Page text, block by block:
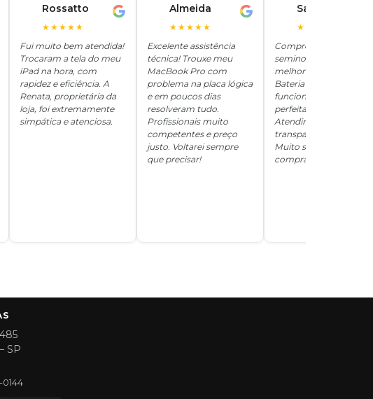
Rossatto
★★★★★
Fui muito bem atendida!
Trocaram a tela do meu
iPad na hora, com
rapidez e eficiência. A
Renata, proprietária da
loja, foi extremamente
simpática e atenciosa.
Almeida
★★★★★
Excelente assistência
técnica! Trouxe meu
MacBook Pro com
problema na placa lógica
e em poucos dias
resolveram tudo.
Profissionais muito
competentes e preço
justo. Voltarei sempre
que precisar!
Santos
★★★★★
Comprei um iPhone
seminovo aqui e ficou
melhor que novo.
Bateria 100%, tudo
funcionando
perfeitamente.
Atendimento
transparente e
Muito satisfeita com a
compra!
SP
0144